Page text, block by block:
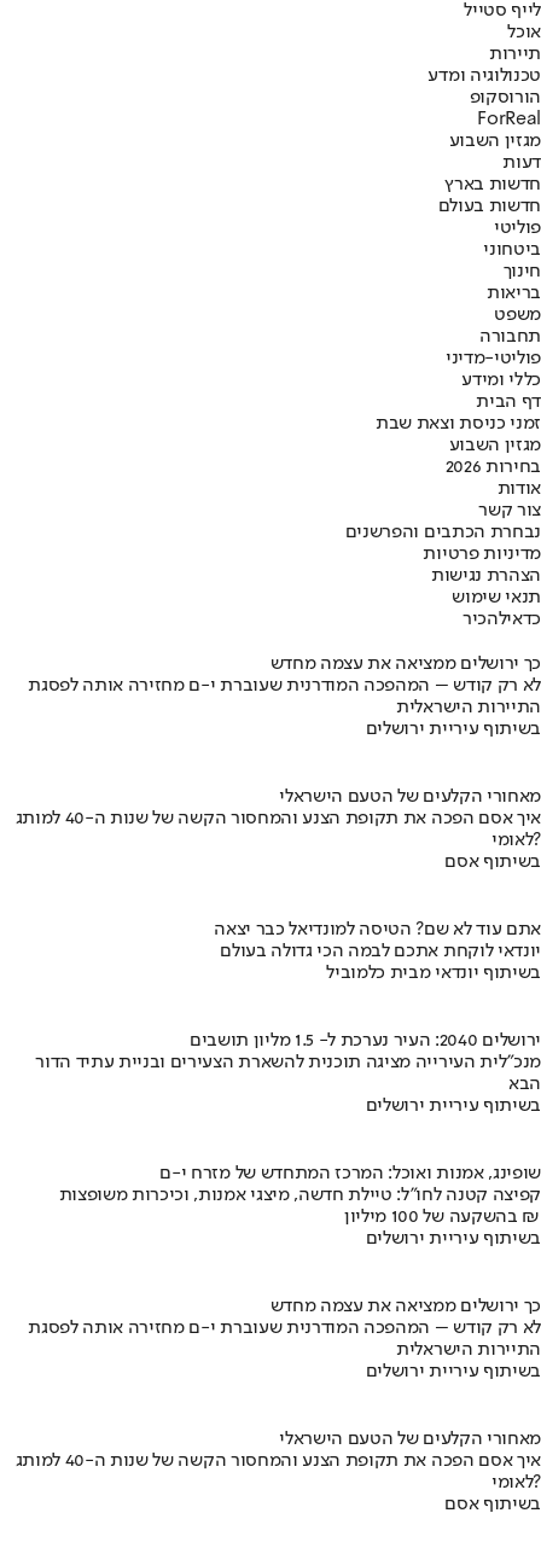
לייף סטייל
אוכל
תיירות
טכנולוגיה ומדע
הורוסקופ
ForReal
מגזין השבוע
דעות
חדשות בארץ
חדשות בעולם
פוליטי
ביטחוני
חינוך
בריאות
משפט
תחבורה
פוליטי-מדיני
כללי ומידע
דף הבית
זמני כניסת וצאת שבת
מגזין השבוע
בחירות 2026
אודות
צור קשר
נבחרת הכתבים והפרשנים
מדיניות פרטיות
הצהרת נגישות
תנאי שימוש
כדאילהכיר
כך ירושלים ממציאה את עצמה מחדש
לא רק קודש – המהפכה המודרנית שעוברת י-ם מחזירה אותה לפסגת
התיירות הישראלית
בשיתוף עיריית ירושלים
מאחורי הקלעים של הטעם הישראלי
איך אסם הפכה את תקופת הצנע והמחסור הקשה של שנות ה-40 למותג
לאומי?
בשיתוף אסם
אתם עוד לא שם? הטיסה למונדיאל כבר יצאה
יונדאי לוקחת אתכם לבמה הכי גדולה בעולם
בשיתוף יונדאי מבית כלמוביל
ירושלים 2040: העיר נערכת ל- 1.5 מליון תושבים
מנכ"לית העירייה מציגה תוכנית להשארת הצעירים ובניית עתיד הדור
הבא
בשיתוף עיריית ירושלים
שופינג, אמנות ואוכל: המרכז המתחדש של מזרח י-ם
קפיצה קטנה לחו"ל: טיילת חדשה, מיצגי אמנות, וכיכרות משופצות
בהשקעה של 100 מיליון ₪
בשיתוף עיריית ירושלים
כך ירושלים ממציאה את עצמה מחדש
לא רק קודש – המהפכה המודרנית שעוברת י-ם מחזירה אותה לפסגת
התיירות הישראלית
בשיתוף עיריית ירושלים
מאחורי הקלעים של הטעם הישראלי
איך אסם הפכה את תקופת הצנע והמחסור הקשה של שנות ה-40 למותג
לאומי?
בשיתוף אסם